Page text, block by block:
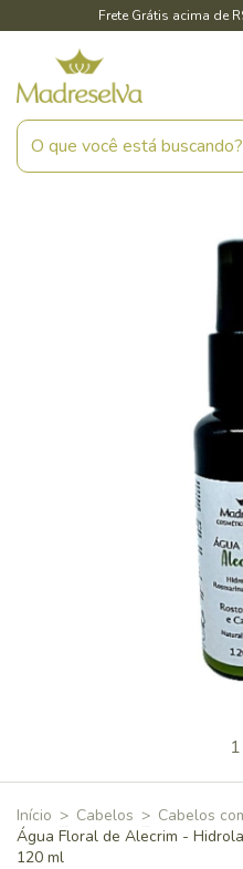
Frete Grátis acima de
1
Início > Cabelos > Cabelos
Água Floral de Alecrim -
120 ml